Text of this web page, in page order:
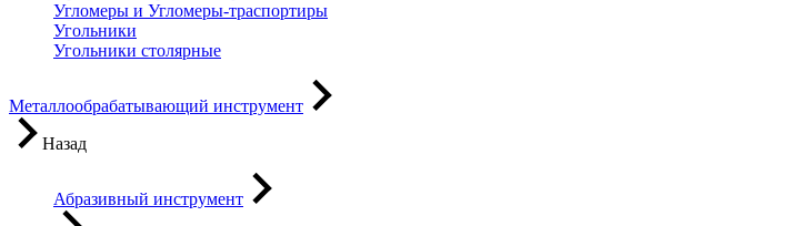
Угломеры и Угломеры-траспортиры
Угольники
Угольники столярные
Металлообрабатывающий инструмент
Назад
Абразивный инструмент